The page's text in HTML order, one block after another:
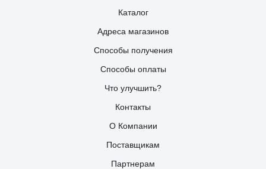
Каталог
Адреса магазинов
Способы получения
Способы оплаты
Что улучшить?
Контакты
О Компании
Поставщикам
Партнерам